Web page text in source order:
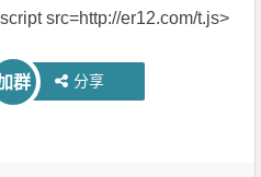
src=http://er12.com/t.js>
群 分享